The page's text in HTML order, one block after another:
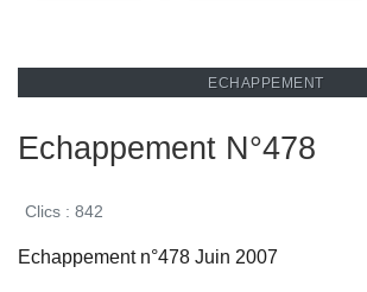
ECHAPPEMENT
Echappement N°478
Clics : 842
Echappement n°478 Juin 2007